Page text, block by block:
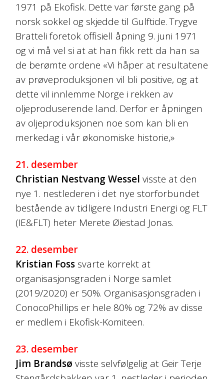
1971 på Ekofisk. Dette var første gang på
norsk sokkel og skjedde til Gulftide. Trygve
Bratteli foretok offisiell åpning 9. juni 1971
og vi må vel si at at han fikk rett da han sa
de berømte ordene «Vi håper at resultatene
av prøveproduksjonen vil bli positive, og at
dette vil innlemme Norge i rekken av
oljeproduserende land. Derfor er åpningen
av oljeproduksjonen noe som kan bli en
merkedag i vår økonomiske historie,»
21. desember
Christian Nestvang Wessel visste at den
nye 1. nestlederen i det nye storforbundet
bestående av tidligere Industri Energi og FLT
(IE&FLT) heter Merete Øiestad Jonas.
22. desember
Kristian Foss svarte korrekt at
organisasjonsgraden i Norge samlet
(2019/2020) er 50%. Organisasjonsgraden i
ConocoPhillips er hele 80% og 72% av disse
er medlem i Ekofisk-Komiteen.
23. desember
Jim Brandsø visste selvfølgelig at Geir Terje